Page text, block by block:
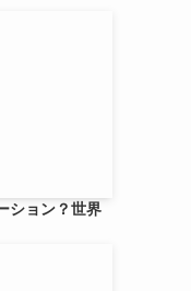
ション？世界